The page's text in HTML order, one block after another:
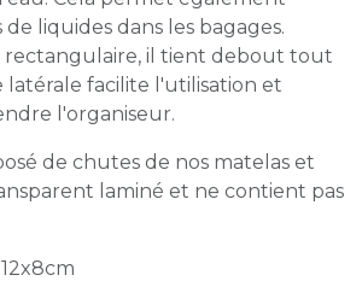
liquides dans les bagages.
rectangulaire, il tient debout tout
latérale facilite l'utilisation et
l'organiseur.
de chutes de nos matelas et
laminé et ne contient pas